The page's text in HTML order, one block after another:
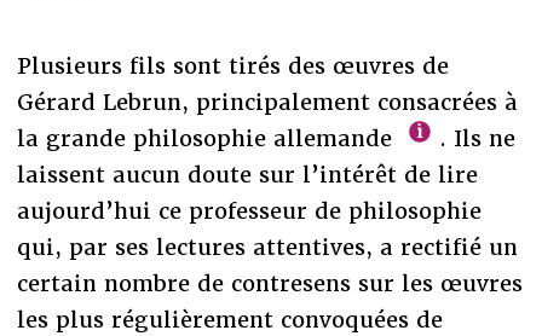
Plusieurs fils sont tirés des œuvres de
Gérard Lebrun, principalement consacrées à
la grande philosophie allemande
. Ils ne
laissent aucun doute sur l’intérêt de lire
aujourd’hui ce professeur de philosophie
qui, par ses lectures attentives, a rectifié un
certain nombre de contresens sur les œuvres
les plus régulièrement convoquées de